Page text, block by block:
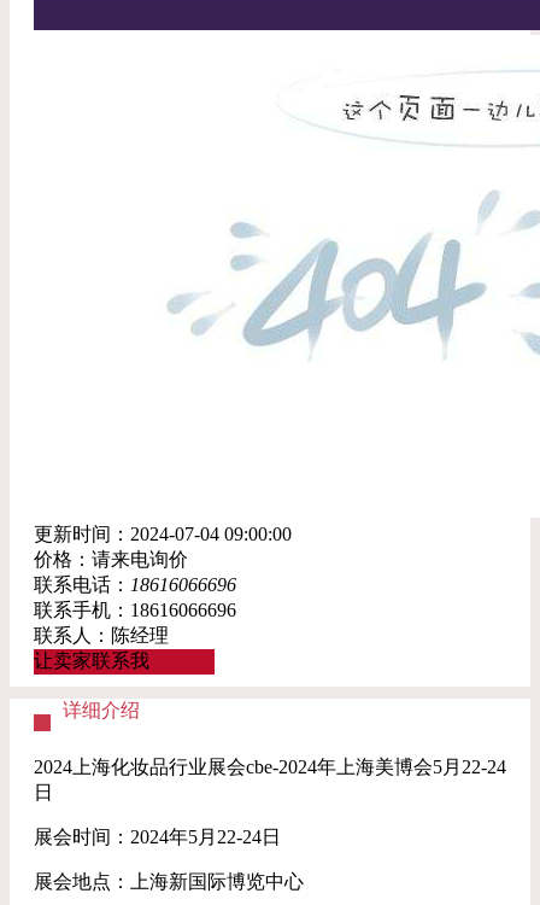
更新时间：2024-07-04 09:00:00
价格：请来电询价
联系电话： 18616066696
联系手机：18616066696
联系人：陈经理
让卖家联系我
详细介绍
2024上海化妆品行业展会cbe-2024年上海美博会5月22-24
日
展会时间：2024年5月22-24日
展会地点：上海新国际博览中心